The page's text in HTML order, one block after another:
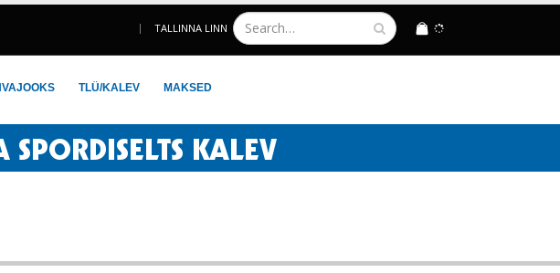
TALLINNA LINN LOGIN
TLÜ/KALEV MAKSED